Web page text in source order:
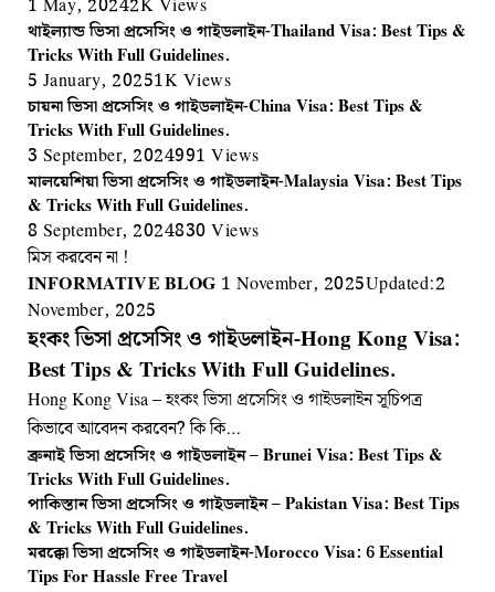
1 May, 20242K Views
থাইল্যান্ড ভিসা প্রসেসিং ও গাইডলাইন-Thailand Visa: Best Tips &
Tricks With Full Guidelines.
5 January, 20251K Views
চায়না ভিসা প্রসেসিং ও গাইডলাইন-China Visa: Best Tips &
Tricks With Full Guidelines.
3 September, 2024991Views
মালয়েশিয়া ভিসা প্রসেসিং ও গাইডলাইন-Malaysia Visa: Best Tips
& Tricks With Full Guidelines.
8 September, 2024830Views
মিস করবেন না !
INFORMATIVE BLOG 1 November, 2025Updated:2
November, 2025
হংকং ভিসা প্রসেসিং ও গাইডলাইন-Hong Kong Visa:
Best Tips & Tricks With Full Guidelines.
Hong Kong Visa – হংকং ভিসা প্রসেসিং ও গাইডলাইন সূচিপত্র
কিভাবে আবেদন করবেন? কি কি…
ব্রুনাই ভিসা প্রসেসিং ও গাইডলাইন – Brunei Visa: Best Tips &
Tricks With Full Guidelines.
পাকিস্তান ভিসা প্রসেসিং ও গাইডলাইন – Pakistan Visa: Best Tips
& Tricks With Full Guidelines.
মরক্কো ভিসা প্রসেসিং ও গাইডলাইন-Morocco Visa: 6 Essential
Tips For Hassle Free Travel